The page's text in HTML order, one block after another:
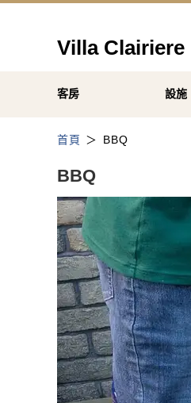
Villa Clairiere
客房 設施
首頁 BBQ
BBQ